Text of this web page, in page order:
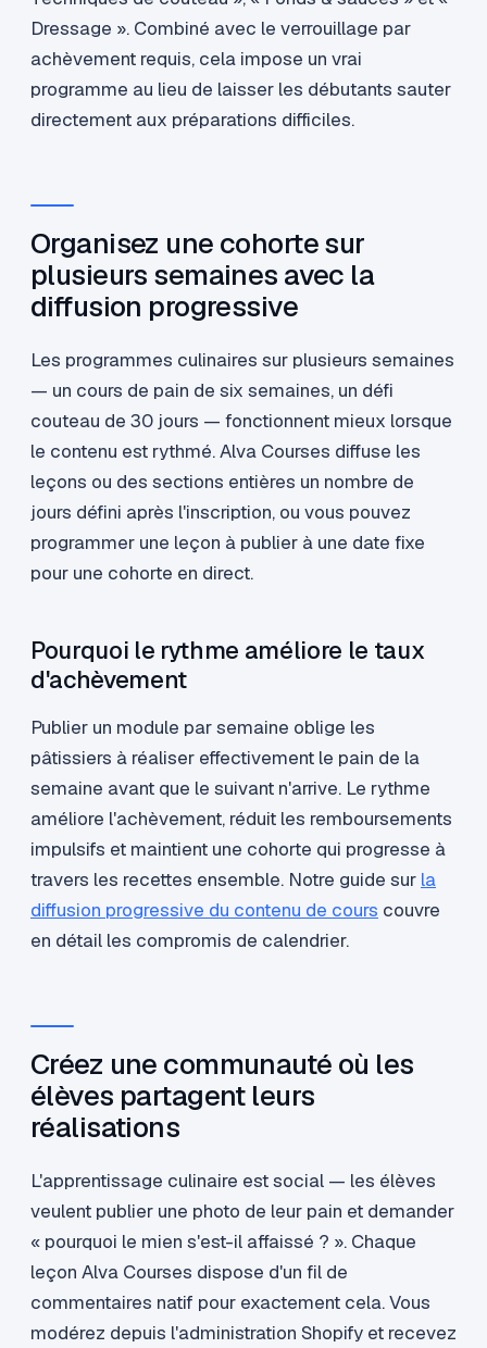
Dressage ». Combiné avec le verrouillage par
achèvement requis, cela impose un vrai
programme au lieu de laisser les débutants sauter
directement aux préparations difficiles.
Organisez une cohorte sur
plusieurs semaines avec la
diffusion progressive
Les programmes culinaires sur plusieurs semaines
— un cours de pain de six semaines, un défi
couteau de 30 jours — fonctionnent mieux lorsque
le contenu est rythmé. Alva Courses diffuse les
leçons ou des sections entières un nombre de
jours défini après l'inscription, ou vous pouvez
programmer une leçon à publier à une date fixe
pour une cohorte en direct.
Pourquoi le rythme améliore le taux
d'achèvement
Publier un module par semaine oblige les
pâtissiers à réaliser effectivement le pain de la
semaine avant que le suivant n'arrive. Le rythme
améliore l'achèvement, réduit les remboursements
impulsifs et maintient une cohorte qui progresse à
travers les recettes ensemble. Notre guide sur la
diffusion progressive du contenu de cours couvre
en détail les compromis de calendrier.
Créez une communauté où les
élèves partagent leurs
réalisations
L'apprentissage culinaire est social — les élèves
veulent publier une photo de leur pain et demander
« pourquoi le mien s'est-il affaissé ? ». Chaque
leçon Alva Courses dispose d'un fil de
commentaires natif pour exactement cela. Vous
modérez depuis l'administration Shopify et recevez